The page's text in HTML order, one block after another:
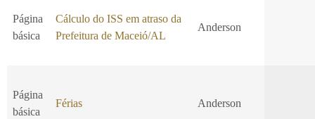
Página
básica
Cálculo do ISS em atraso da
Prefeitura de Maceió/AL
Anderson
Página
básica
Férias Anderson